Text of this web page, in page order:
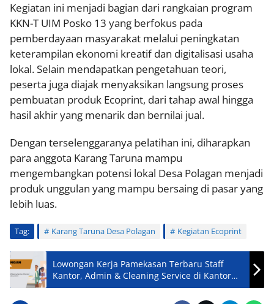
Kegiatan ini menjadi bagian dari rangkaian program
KKN-T UIM Posko 13 yang berfokus pada
pemberdayaan masyarakat melalui peningkatan
keterampilan ekonomi kreatif dan digitalisasi usaha
lokal. Selain mendapatkan pengetahuan teori,
peserta juga diajak menyaksikan langsung proses
pembuatan produk Ecoprint, dari tahap awal hingga
hasil akhir yang menarik dan bernilai jual.
Dengan terselenggaranya pelatihan ini, diharapkan
para anggota Karang Taruna mampu
mengembangkan potensi lokal Desa Polagan menjadi
produk unggulan yang mampu bersaing di pasar yang
lebih luas.
Tag: Karang Taruna Desa Polagan Kegiatan Ecoprint
Lowongan Kerja Pamekasan Terbaru Staff
Kantor, Admin & Cleaning Service di Kantor
Notaris Syaiful Ansari, S.H., M.K.N